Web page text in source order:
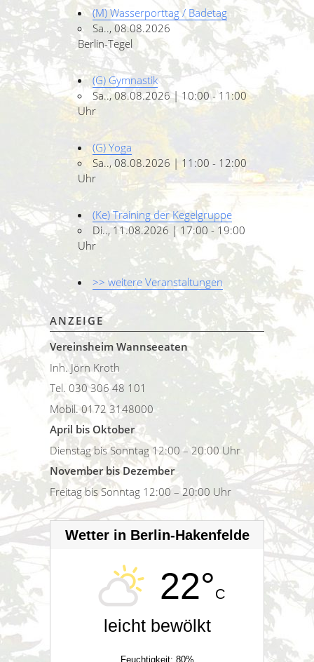
(M) Wasserporttag / Badetag
Sa.., 08.08.2026
Berlin-Tegel
(G) Gymnastik
Sa.., 08.08.2026 | 10:00 - 11:00
Uhr
(G) Yoga
Sa.., 08.08.2026 | 11:00 - 12:00
Uhr
(Ke) Training der Kegelgruppe
Di.., 11.08.2026 | 17:00 - 19:00
Uhr
>> weitere Veranstaltungen
ANZEIGE
Vereinsheim Wannseeaten
Inh. Jörn Kroth
Tel. 030 306 48 101
Mobil. 0172 3148000
April bis Oktober
Dienstag bis Sonntag 12:00 – 20:00 Uhr
November bis Dezember
Freitag bis Sonntag 12:00 – 20:00 Uhr
Wetter in Berlin-Hakenfelde
22°C
leicht bewölkt
Feuchtigkeit: 80%